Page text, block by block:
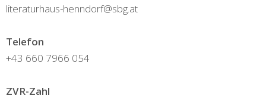
literaturhaus-henndorf@sbg.at
Telefon
+43 660 7966 054
ZVR-Zahl